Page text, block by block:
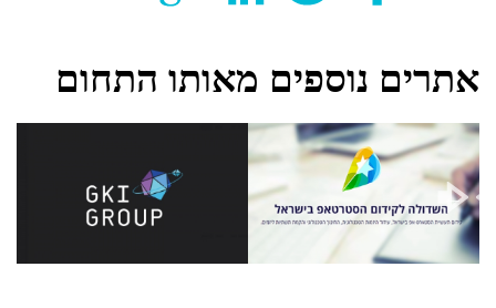
אתרים נוספים מאותו התחום